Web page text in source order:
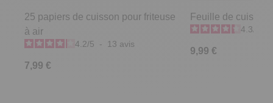
25 papiers de cuisson pour friteuse
à air
4.2/5 - 13 avis
7,99 €
Feuille de cuisson
4.3
9,99 €